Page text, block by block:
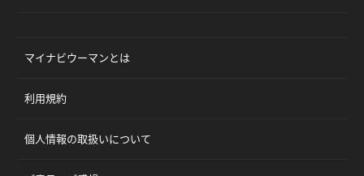
マイナビウーマンとは
利用規約
個人情報の取扱いについて